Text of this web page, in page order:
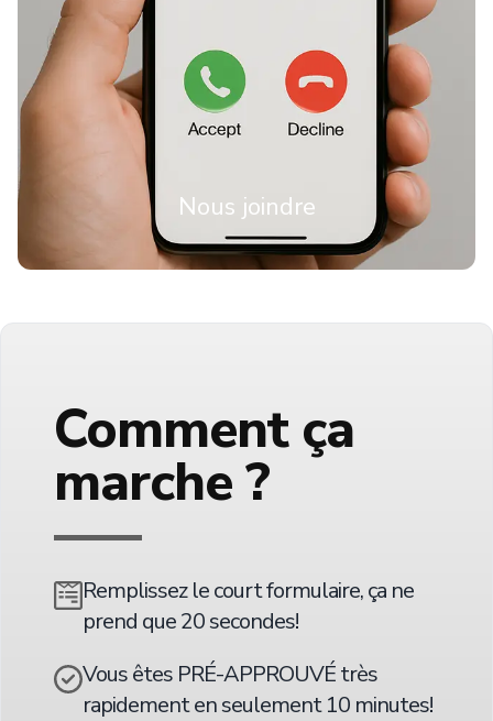
Nous joindre
Comment ça
marche ?
Remplissez le court formulaire, ça ne
prend que 20 secondes!
Vous êtes PRÉ-APPROUVÉ très
rapidement en seulement 10 minutes!